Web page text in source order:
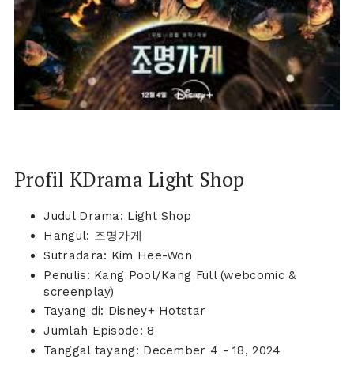
Profil KDrama Light Shop
Judul Drama: Light Shop
Hangul: 조명가게
Sutradara: Kim Hee-Won
Penulis: Kang Pool/Kang Full (webcomic &
screenplay)
Tayang di: Disney+ Hotstar
Jumlah Episode: 8
Tanggal tayang: December 4 - 18, 2024